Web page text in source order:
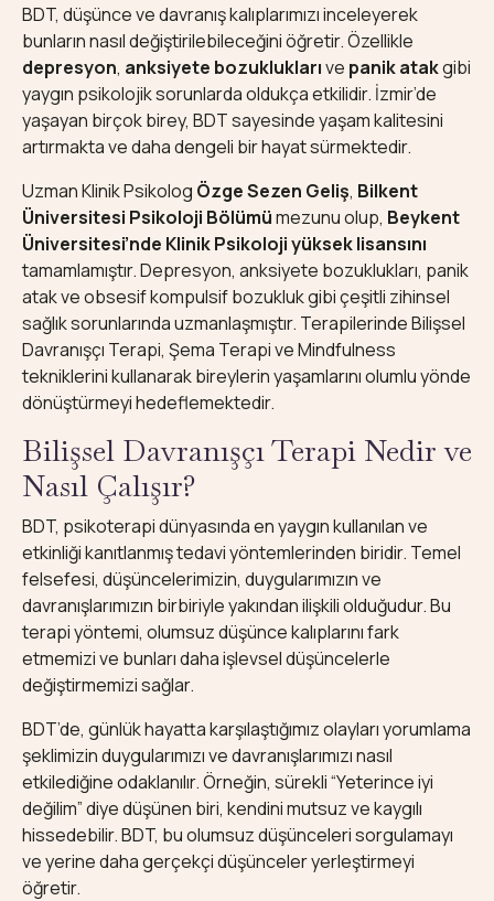
BDT, düşünce ve davranış kalıplarımızı inceleyerek
bunların nasıl değiştirilebileceğini öğretir. Özellikle
depresyon, anksiyete bozukluklarıve panik atakgibi
yaygın psikolojik sorunlarda oldukça etkilidir. İzmir’de
yaşayan birçok birey, BDT sayesinde yaşam kalitesini
artırmakta ve daha dengeli bir hayat sürmektedir.
Uzman Klinik Psikolog Özge Sezen Geliş, Bilkent
Üniversitesi Psikoloji Bölümümezunu olup, Beykent
Üniversitesi’nde Klinik Psikoloji yüksek lisansını
tamamlamıştır. Depresyon, anksiyete bozuklukları, panik
atak ve obsesif kompulsif bozukluk gibi çeşitli zihinsel
sağlık sorunlarında uzmanlaşmıştır. Terapilerinde Bilişsel
Davranışçı Terapi, Şema Terapi ve Mindfulness
tekniklerini kullanarak bireylerin yaşamlarını olumlu yönde
dönüştürmeyi hedeflemektedir.
Bilişsel Davranışçı Terapi Nedir ve
Nasıl Çalışır?
BDT, psikoterapi dünyasında en yaygın kullanılan ve
etkinliği kanıtlanmış tedavi yöntemlerinden biridir. Temel
felsefesi, düşüncelerimizin, duygularımızın ve
davranışlarımızın birbiriyle yakından ilişkili olduğudur. Bu
terapi yöntemi, olumsuz düşünce kalıplarını fark
etmemizi ve bunları daha işlevsel düşüncelerle
değiştirmemizi sağlar.
BDT’de, günlük hayatta karşılaştığımız olayları yorumlama
şeklimizin duygularımızı ve davranışlarımızı nasıl
etkilediğine odaklanılır. Örneğin, sürekli “Yeterince iyi
değilim” diye düşünen biri, kendini mutsuz ve kaygılı
hissedebilir. BDT, bu olumsuz düşünceleri sorgulamayı
ve yerine daha gerçekçi düşünceler yerleştirmeyi
öğretir.